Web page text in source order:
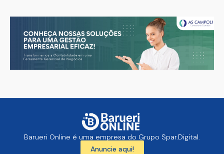
Barueri Online é uma empresa do Grupo Spar.Digital.
Anuncie aqui!